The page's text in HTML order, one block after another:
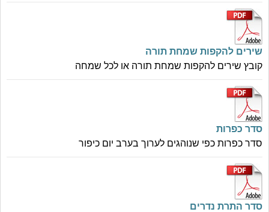
שירים להקפות שמחת תורה
קובץ שירים להקפות שמחת תורה או לכל שמחה
סדר כפרות
סדר כפרות כפי שנוהגים לערוך בערב יום כיפור
סדר התרת נדרים